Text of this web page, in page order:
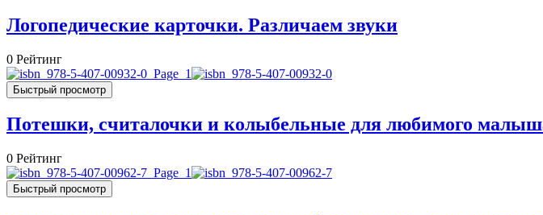
Логопедические карточки. Различаем звуки
0 Рейтинг
Быстрый просмотр
Потешки, считалочки и колыбельные для любимого
0 Рейтинг
Быстрый просмотр